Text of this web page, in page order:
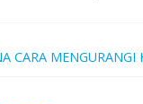
CARA MENGURANGI